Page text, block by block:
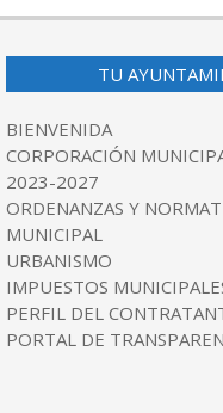
TU
BIENVENIDA
CORPORACIÓN
2023-2027
ORDENANZAS Y
MUNICIPAL
URBANISMO
IMPUESTOS
PERFIL DEL
PORTAL DE